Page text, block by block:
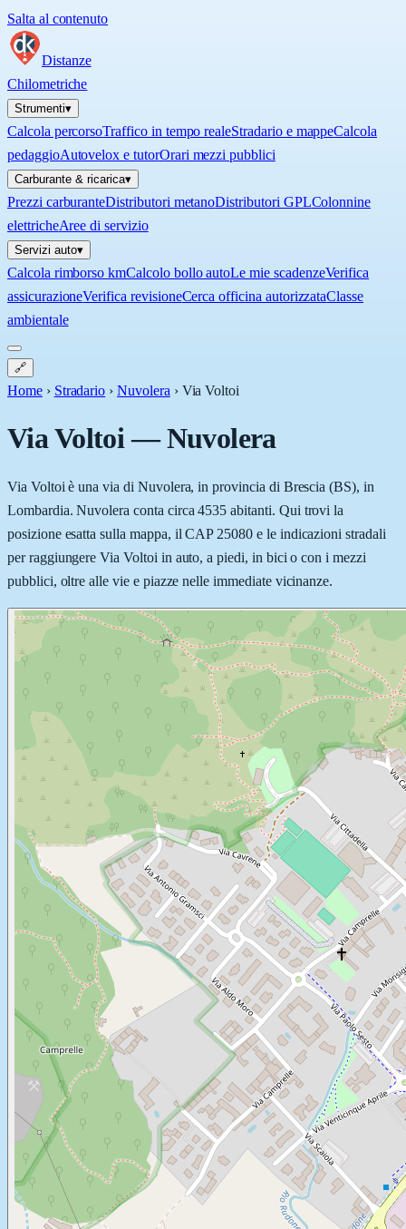
Salta al contenuto
Distanze
Chilometriche
Strumenti▾
Calcola percorsoTraffico in tempo realeStradario e mappeCalcola
pedaggioAutovelox e tutorOrari mezzi pubblici
Carburante & ricarica▾
Prezzi carburanteDistributori metanoDistributori GPLColonnine
elettricheAree di servizio
Servizi auto▾
Calcola rimborso kmCalcolo bollo autoLe mie scadenzeVerifica
assicurazioneVerifica revisioneCerca officina autorizzataClasse
ambientale
🔗
Home › Stradario › Nuvolera › Via Voltoi
Via Voltoi—Nuvolera
Via Voltoi è una via di Nuvolera, in provincia di Brescia (BS), in
Lombardia. Nuvolera conta circa 4535 abitanti. Qui trovi la
posizione esatta sulla mappa, il CAP 25080 e le indicazioni stradali
per raggiungere Via Voltoi in auto, a piedi, in bici o con i mezzi
pubblici, oltre alle vie e piazze nelle immediate vicinanze.